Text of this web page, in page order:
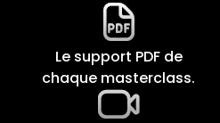
Le support PDF de
chaque masterclass.